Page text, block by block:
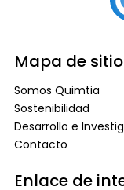
Mapa de sitio
Somos Quimtia
Sostenibilidad
Desarrollo e
Contacto
Enlace de